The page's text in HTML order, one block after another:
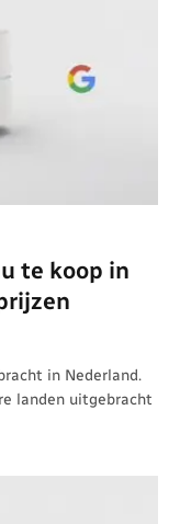
te koop in
in Nederland.
landen uitgebracht